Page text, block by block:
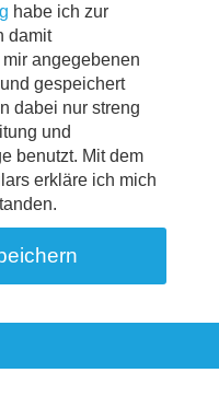
habe ich zur
damit
angegebenen
gespeichert
dabei nur streng
und
benutzt. Mit dem
erkläre ich mich